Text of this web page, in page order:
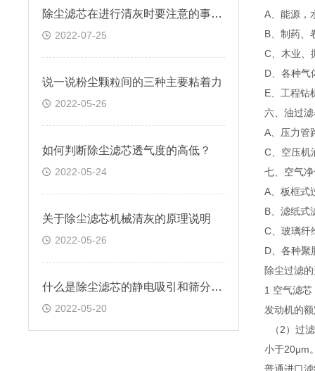
除尘滤芯在进行清灰时要注意的事项有哪些
2022-07-25
说一说粉尘颗粒间的三种主要粘着力
2022-05-26
如何判断除尘滤芯透气度的高低？
2022-05-24
关于除尘滤芯机械清灰的原理说明
2022-05-26
什么是除尘滤芯的静电吸引和筛分效应
2022-05-20
A、能源，
B、制药、
C、木业、
D、各种气
E、工程钻
六、油过
A、压力管
C、空压机
七、空气
A、板框式
B、滤纸式
C、玻璃纤
D、各种聚
除尘过滤
1 空气滤
发动机的
（2）过
小于20μm